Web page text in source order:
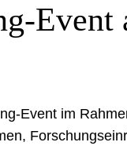
Event
Event im